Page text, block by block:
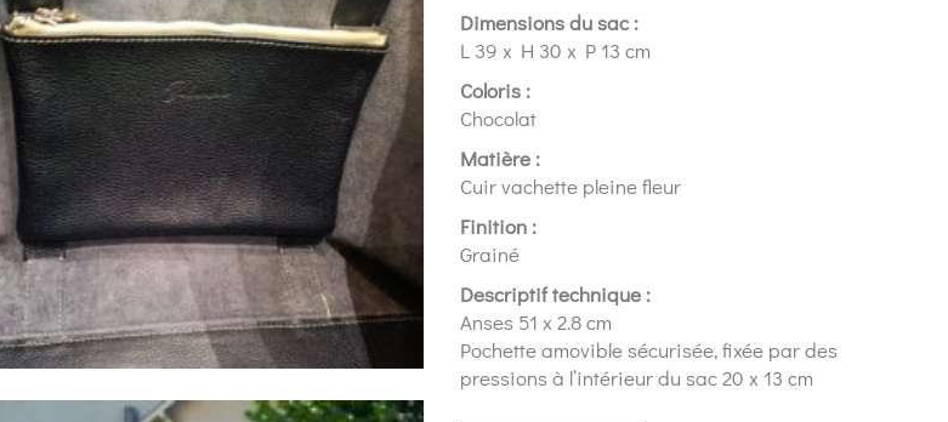
Dimensions du sac :
L 39 x H 30 x P 13 cm
Coloris :
Chocolat
Matière :
Cuir vachette pleine fleur
Finition :
Grainé
Descriptif technique :
Anses 51 x 2.8 cm
Pochette amovible sécurisée, fixée par des
pressions à l’intérieur du sac 20 x 13 cm